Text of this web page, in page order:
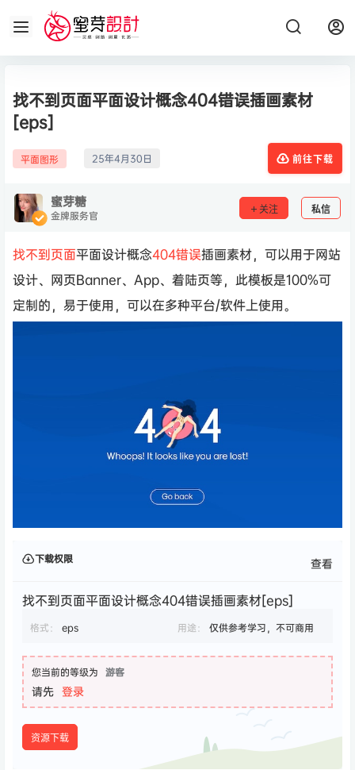
找不到页面平面设计概念404错误插画素材
[eps]
平面图形 25年4月30日 前往下载
蜜芽糖
金牌服务官 关注 私信
找不到页面平面设计概念404错误插画素材，可以用于网站
设计、网页Banner、App、着陆页等，此模板是100%可
定制的，易于使用，可以在多种平台/软件上使用。
下载权限 查看
找不到页面平面设计概念404错误插画素材[eps]
格式： eps 用途： 仅供参考学习，不可商用
您当前的等级为 游客
请先 登录
资源下载